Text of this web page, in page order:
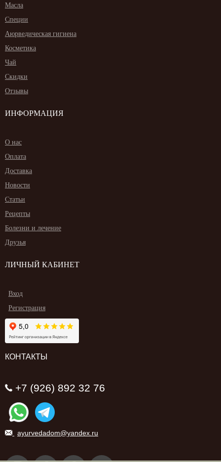
Масла
Специи
Аюрведическая гигиена
Косметика
Чай
Скидки
Отзывы
ИНФОРМАЦИЯ
О нас
Оплата
Доставка
Новости
Статьи
Рецепты
Болезни и лечение
Друзья
ЛИЧНЫЙ КАБИНЕТ
Вход
Регистрация
КОНТАКТЫ
+7 (926) 892 32 76
ayurvedadom@yandex.ru